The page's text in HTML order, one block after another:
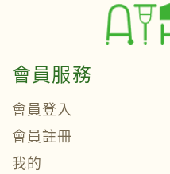
會員服務
會員登入
會員註冊
我的